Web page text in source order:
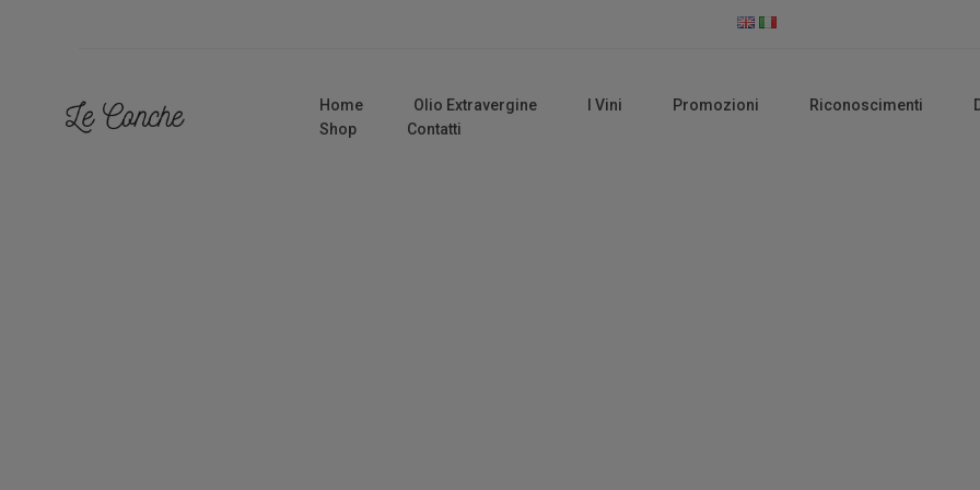
Home Olio Extravergine I Vini Promozioni Riconoscimenti
Shop
Contatti